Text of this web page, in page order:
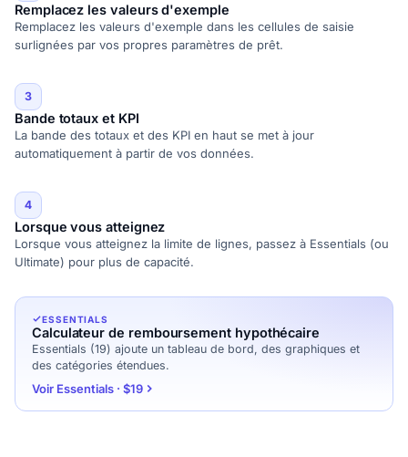
Remplacez les valeurs d'exemple
Remplacez les valeurs d'exemple dans les cellules de saisie
surlignées par vos propres paramètres de prêt.
3
Bande totaux et KPI
La bande des totaux et des KPI en haut se met à jour
automatiquement à partir de vos données.
4
Lorsque vous atteignez
Lorsque vous atteignez la limite de lignes, passez à Essentials (ou
Ultimate) pour plus de capacité.
ESSENTIALS
Calculateur de remboursement hypothécaire
Essentials (19) ajoute un tableau de bord, des graphiques et
des catégories étendues.
Voir Essentials · $19